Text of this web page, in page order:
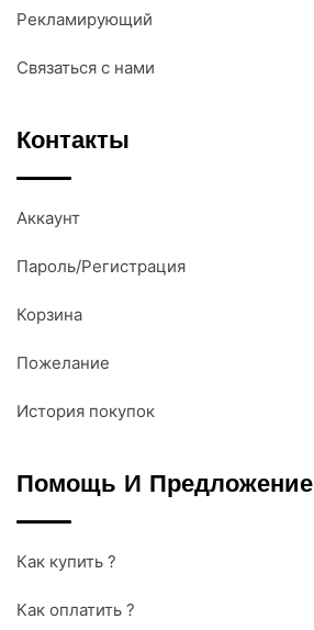
Рекламирующий
Связаться с нами
Контакты
Аккаунт
Пароль/Регистрация
Корзина
Пожелание
История покупок
Помощь И Предложение
Как купить ?
Как оплатить ?